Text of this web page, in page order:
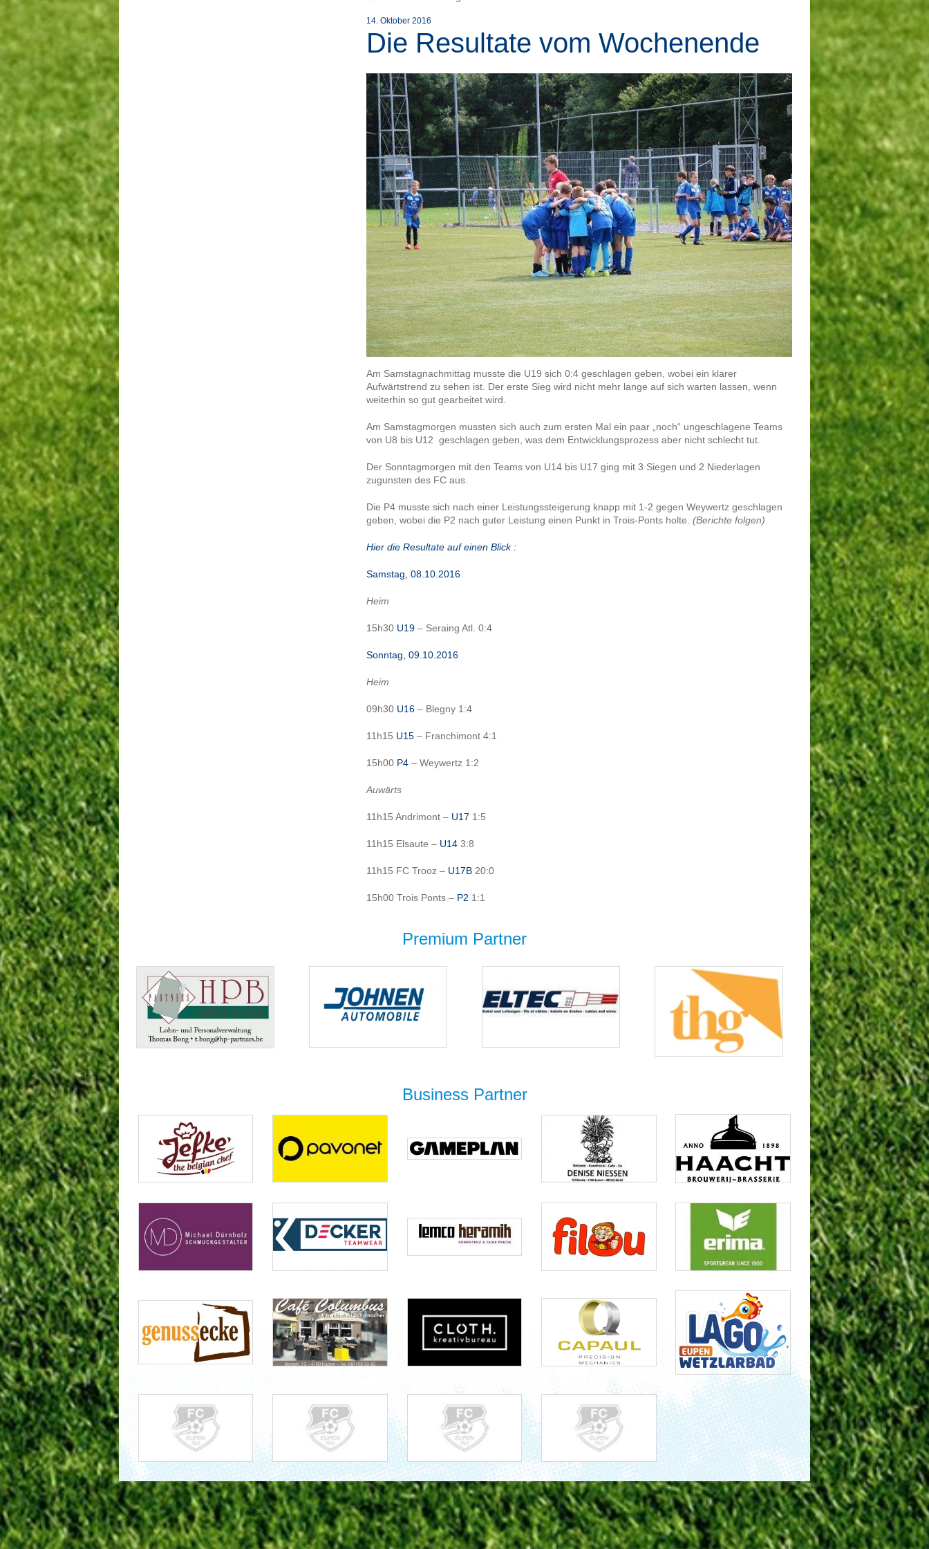
14. Oktober 2016
Die Resultate vom Wochenende
Am Samstagnachmittag musste die U19 sich 0:4 geschlagen geben, wobei ein klarer
Aufwärtstrend zu sehen ist. Der erste Sieg wird nicht mehr lange auf sich warten lassen, wenn
weiterhin so gut gearbeitet wird.
Am Samstagmorgen mussten sich auch zum ersten Mal ein paar „noch“ ungeschlagene Teams
von U8 bis U12 geschlagen geben, was dem Entwicklungsprozess aber nicht schlecht tut.
Der Sonntagmorgen mit den Teams von U14 bis U17 ging mit 3 Siegen und 2 Niederlagen
zugunsten des FC aus.
Die P4 musste sich nach einer Leistungssteigerung knapp mit 1-2 gegen Weywertz geschlagen
geben, wobei die P2 nach guter Leistung einen Punkt in Trois-Ponts holte.(Berichte folgen)
Hier die Resultate auf einen Blick :
Samstag, 08.10.2016
Heim
15h30 U19 – Seraing Atl. 0:4
Sonntag, 09.10.2016
Heim
09h30 U16 – Blegny 1:4
11h15 U15 – Franchimont 4:1
15h00 P4 – Weywertz 1:2
Auwärts
11h15 Andrimont – U17 1:5
11h15 Elsaute – U14 3:8
11h15 FC Trooz – U17B 20:0
15h00 Trois Ponts – P2 1:1
Premium Partner
Business Partner